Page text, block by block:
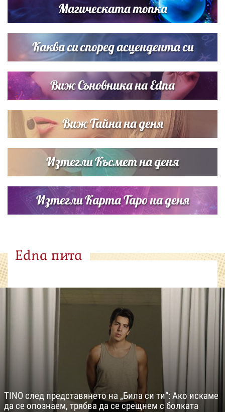
Дъщерята на Тодор Батков вдигна сватба, Стоичков и
Братя Аргирови я изненадаха с песен
Магическата топка
Каква си според асцендента си
Виж Съновника на Edna
Виж Тайна на деня
Изтегли Късмет на деня
Изтегли Карта Таро на деня
Edna пита
TINO след представянето на „Била си ти“: Ако искаме
да се опознаем, трябва да се срещнем с болката